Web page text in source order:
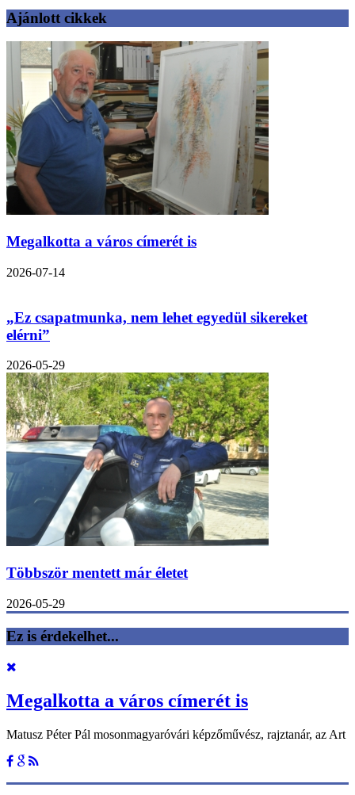
Ajánlott cikkek
Megalkotta a város címerét is
2026-07-14
„Ez csapatmunka, nem lehet egyedül sikereket
elérni”
2026-05-29
Többször mentett már életet
2026-05-29
Ez is érdekelhet...
Megalkotta a város címerét is
Matusz Péter Pál mosonmagyaróvári képzőművész, rajztanár, az Art